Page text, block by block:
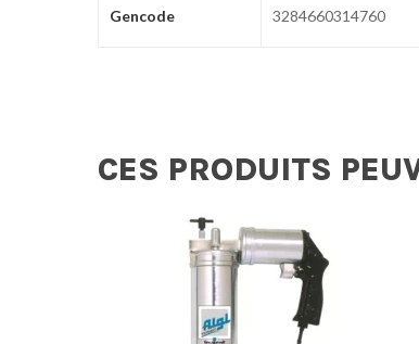
Gencode 3284660314760
CES PRODUITS